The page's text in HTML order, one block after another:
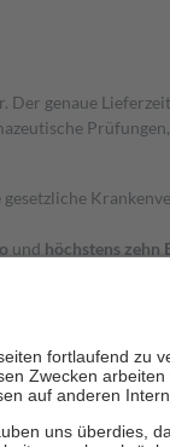
genaue
und höchstens zehn
fallen